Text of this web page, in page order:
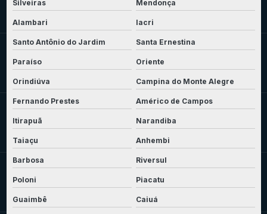
Silveiras Mendonça
Alambari Iacri
Santo Antônio do Jardim Santa Ernestina
Paraíso Oriente
Orindiúva Campina do Monte Alegre
Fernando Prestes Américo de Campos
Itirapuã Narandiba
Taiaçu Anhembi
Barbosa Riversul
Poloni Piacatu
Guaimbê Caiuá